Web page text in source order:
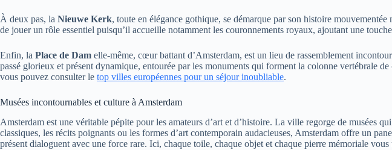
À deux pas, la Nieuwe Kerk, toute en élégance gothique, se démarque par son histoire
de jouer un rôle essentiel puisqu’il accueille notamment les couronnements royaux, ajoutant une
Enfin, la Place de Dam elle-même, cœur battant d’Amsterdam, est un lieu de rassemblement
passé glorieux et présent dynamique, entourée par les monuments qui forment la colonne vertébrale
vous pouvez consulter le top villes européennes pour un séjour inoubliable.
Musées incontournables et culture à Amsterdam
Amsterdam est une véritable pépite pour les amateurs d’art et d’histoire. La ville regorge de musées
classiques, les récits poignants ou les formes d’art contemporain audacieuses, Amsterdam offre un
présent dialoguent avec une force rare. Ici, chaque toile, chaque objet et chaque pierre mémoriale